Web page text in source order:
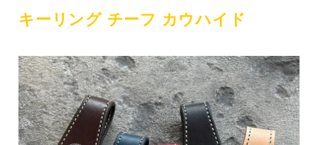
キーリング チーフ カウハイド